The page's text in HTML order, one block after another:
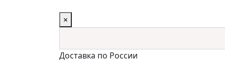
×
Доставка по России